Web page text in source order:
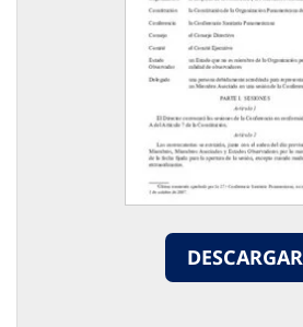
DESCARGAR